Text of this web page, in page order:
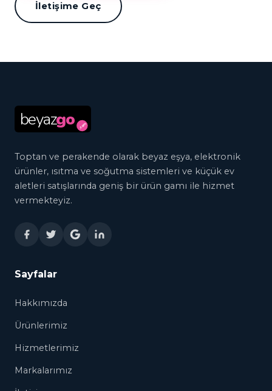
İletişime Geç
beyazgo .com
Toptan ve perakende olarak beyaz eşya, elektronik
ürünler, ısıtma ve soğutma sistemleri ve küçük ev
aletleri satışlarında geniş bir ürün gamı ile hizmet
vermekteyiz.
Sayfalar
Hakkımızda
Ürünlerimiz
Hizmetlerimiz
Markalarımız